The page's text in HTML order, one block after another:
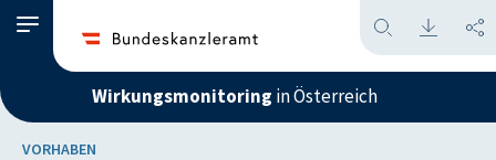
Wirkungsmonitoring in Österreich
VORHABEN